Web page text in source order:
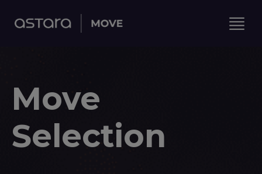
Move
Selection